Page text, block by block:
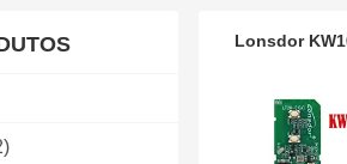
Lonsdor